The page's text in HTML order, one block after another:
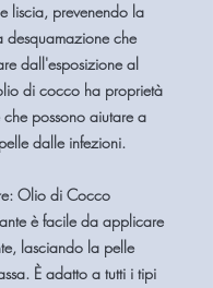
liscia, prevenendo la
desquamazione che
dall'esposizione al
di cocco ha proprietà
possono aiutare a
dalle infezioni.
Olio di Cocco
è facile da applicare
lasciando la pelle
È adatto a tutti i tipi